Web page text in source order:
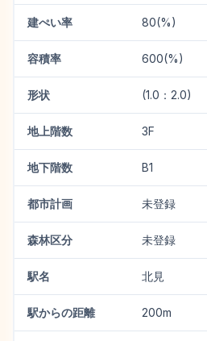
建ぺい率 80(%)
容積率 600(%)
形状 (1.0：2.0)
地上階数 3F
地下階数 B1
都市計画 未登録
森林区分 未登録
駅名 北見
駅からの距離 200m